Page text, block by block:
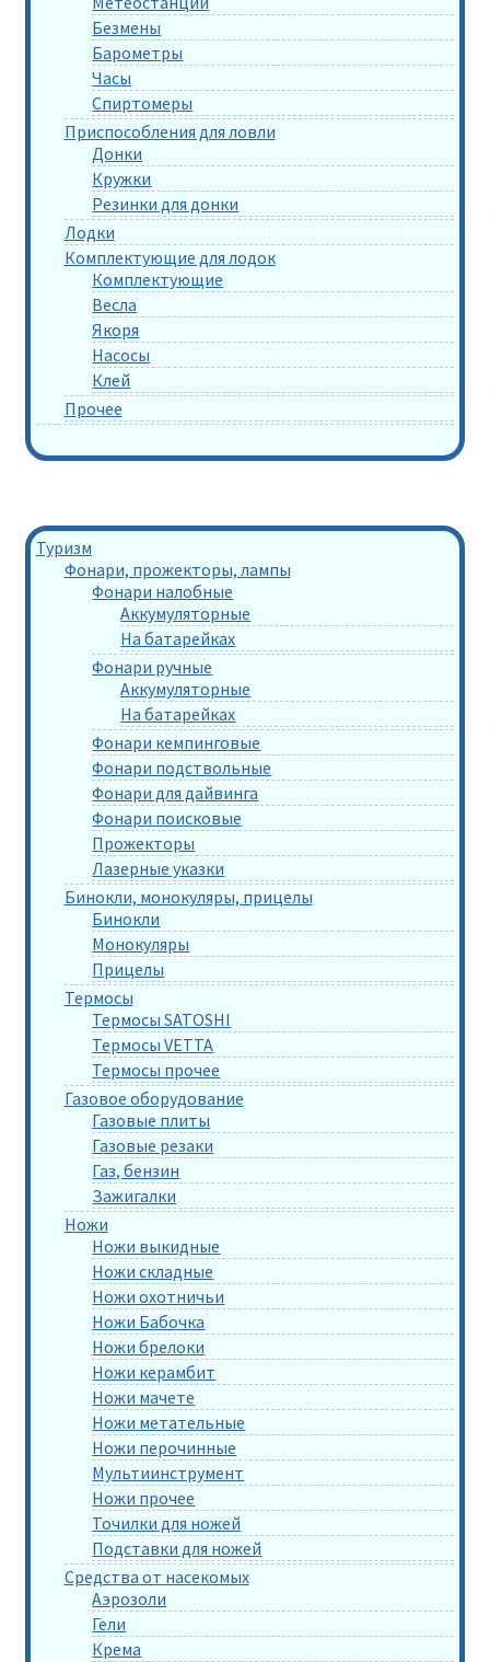
Безмены
Барометры
Часы
Спиртомеры
Приспособления для ловли
Донки
Кружки
Резинки для донки
Лодки
Комплектующие для лодок
Комплектующие
Весла
Якоря
Насосы
Клей
Прочее
Туризм
Фонари, прожекторы, лампы
Фонари налобные
Аккумуляторные
На батарейках
Фонари ручные
Аккумуляторные
На батарейках
Фонари кемпинговые
Фонари подствольные
Фонари для дайвинга
Фонари поисковые
Прожекторы
Лазерные указки
Бинокли, монокуляры, прицелы
Бинокли
Монокуляры
Прицелы
Термосы
Термосы SATOSHI
Термосы VETTA
Термосы прочее
Газовое оборудование
Газовые плиты
Газовые резаки
Газ, бензин
Зажигалки
Ножи
Ножи выкидные
Ножи складные
Ножи охотничьи
Ножи Бабочка
Ножи брелоки
Ножи керамбит
Ножи мачете
Ножи метательные
Ножи перочинные
Мультиинструмент
Ножи прочее
Точилки для ножей
Подставки для ножей
Средства от насекомых
Аэрозоли
Гели
Крема